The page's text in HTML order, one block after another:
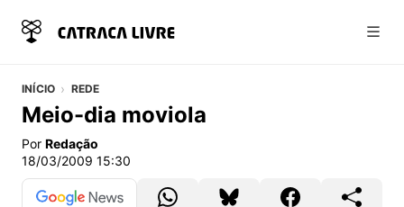
INÍCIO REDE
Meio-dia moviola
Por Redação
18/03/2009 15:30